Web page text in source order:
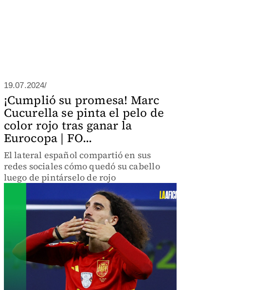
19.07.2024/
¡Cumplió su promesa! Marc
Cucurella se pinta el pelo de
color rojo tras ganar la
Eurocopa | FO...
El lateral español compartió en sus
redes sociales cómo quedó su cabello
luego de pintárselo de rojo